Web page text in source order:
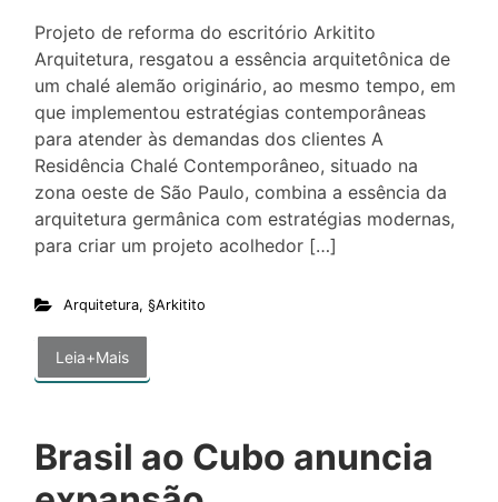
Projeto de reforma do escritório Arkitito
Arquitetura, resgatou a essência arquitetônica de
um chalé alemão originário, ao mesmo tempo, em
que implementou estratégias contemporâneas
para atender às demandas dos clientes A
Residência Chalé Contemporâneo, situado na
zona oeste de São Paulo, combina a essência da
arquitetura germânica com estratégias modernas,
para criar um projeto acolhedor […]
Arquitetura, §Arkitito
Leia+Mais
Brasil ao Cubo anuncia